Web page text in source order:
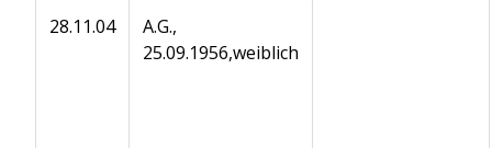
28.11.04
A.G.,
25.09.1956,weiblich